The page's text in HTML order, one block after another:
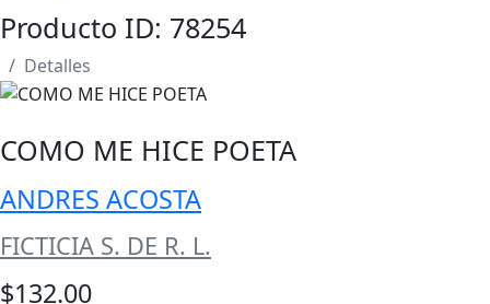
Producto ID: 78254
Detalles
COMO ME HICE POETA
ANDRES ACOSTA
FICTICIA S. DE R. L.
$132.00